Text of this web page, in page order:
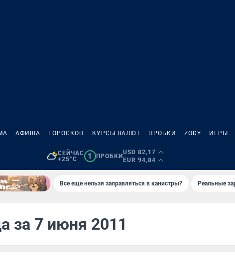
АФИША ГОРОСКОП КУРСЫ ВАЛЮТ ПРОБКИ ZODY ИГРЫ
СЕЙЧАС
+25°C
1 ПРОБКИ
USD 82,17
EUR 94,84
Все еще нельзя заправляться в канистры? Реальные
за 7 июня 2011